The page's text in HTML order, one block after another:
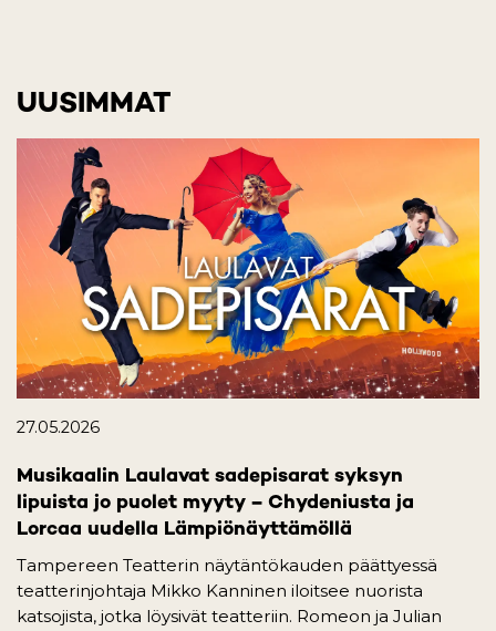
UUSIMMAT
27.05.2026
Musikaalin Laulavat sadepisarat syksyn
lipuista jo puolet myyty – Chydeniusta ja
Lorcaa uudella Lämpiönäyttämöllä
Tampereen Teatterin näytäntökauden päättyessä
teatterinjohtaja Mikko Kanninen iloitsee nuorista
katsojista, jotka löysivät teatteriin. Romeon ja Julian